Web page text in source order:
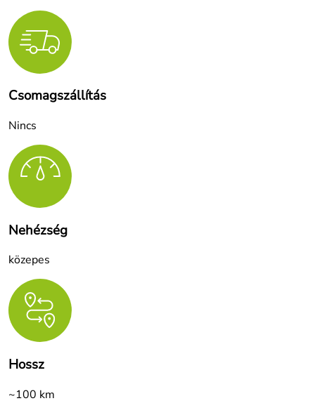
Csomagszállítás
Nincs
Nehézség
közepes
Hossz
~100 km